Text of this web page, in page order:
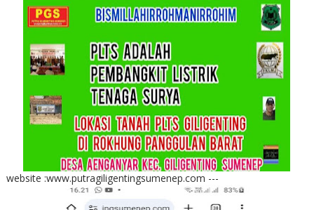
website :www.putragiligentingsumenep.com ---